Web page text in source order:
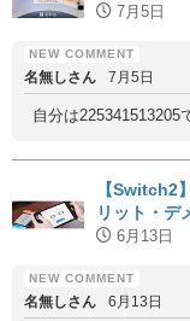
7月5日
名無しさん 7月5日
自分は225341513205
【Switch2
リット・デ
6月13日
名無しさん 6月13日